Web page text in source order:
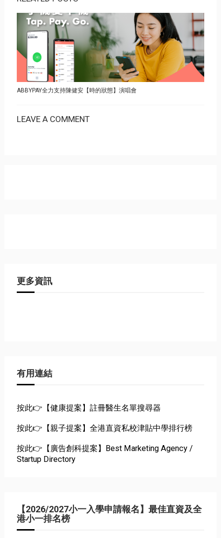
ABBYPAY全力支持陳健安【時的狀態】演唱會
LEAVE A COMMENT
更多資訊
有用連結
按此👉【健康提案】註冊醫生名單搜尋器
按此👉【親子提案】全港直資私校津貼中學排行榜
按此👉【廣告創科提案】Best Marketing Agency /
Startup Directory
【2026/2027小一入學申請報名】最佳直資及全
港小一排名榜